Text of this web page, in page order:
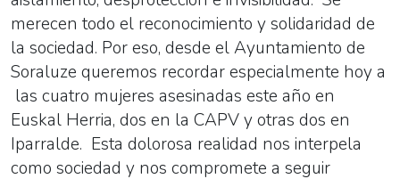
merecen todo el reconocimiento y solidaridad de
la sociedad. Por eso, desde el Ayuntamiento de
Soraluze queremos recordar especialmente hoy a
las cuatro mujeres asesinadas este año en
Euskal Herria, dos en la CAPV y otras dos en
Iparralde. Esta dolorosa realidad nos interpela
como sociedad y nos compromete a seguir